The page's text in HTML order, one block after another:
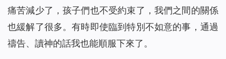
痛苦減少了，孩子們也不受約束了，我們之間的關係
也緩解了很多。有時即使臨到特別不如意的事，通過
禱告、讀神的話我也能順服下來了。